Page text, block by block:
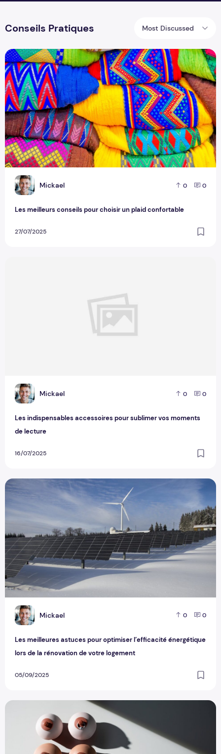
Conseils Pratiques Most Discussed
M Mickael 0 0
Les meilleurs conseils pour choisir un plaid confortable
27/07/2025
Les meilleurs conseils pour choisir un plaid confortable
M Mickael 0 0
Les indispensables accessoires pour sublimer vos moments
de lecture
16/07/2025
M Mickael 0 0
Les meilleures astuces pour optimiser l’efficacité énergétique
lors de la rénovation de votre logement
05/09/2025
Les meilleures astuces pour optimiser l’efficacité
Comment choisir le faux piercing idéal pour sublimer votre